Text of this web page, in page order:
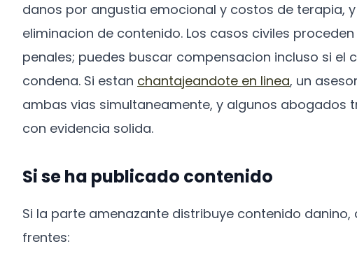
danos por angustia emocional y costos de terapia,
eliminacion de contenido. Los casos civiles
penales; puedes buscar compensacion incluso si el
condena. Si estan chantajeandote en linea, un
ambas vias simultaneamente, y algunos abogados
con evidencia solida.
Si se ha publicado contenido
Si la parte amenazante distribuye contenido
frentes: